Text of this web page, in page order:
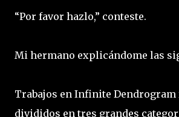
“Por favor hazlo,” conteste.
Mi hermano explicándome las
Trabajos en Infinite Dendrogram
divididos en tres grandes